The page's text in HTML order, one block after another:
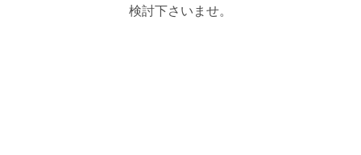
検討下さいませ。